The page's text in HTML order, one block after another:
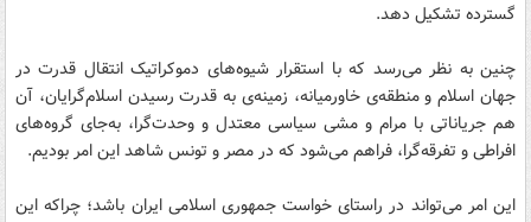
گسترده تشکیل دهد.
چنین به نظر می‌رسد که با استقرار شیوه‌های دموکراتیک انتقال قدرت در
جهان اسلام و منطقه‌ی خاورمیانه، زمینه‌ی به قدرت رسیدن اسلام‌گرایان، آن
هم جریاناتی با مرام و مشی سیاسی معتدل و وحدت‌گرا، به‌جای گروه‌های
افراطی و تفرقه‌گرا، فراهم می‌شود که در مصر و تونس شاهد این امر بودیم.
این امر می‌تواند در راستای خواست جمهوری اسلامی ایران باشد؛ چراکه این